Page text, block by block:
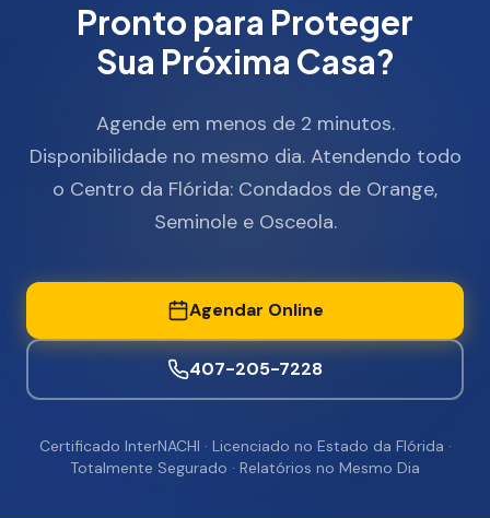
Pronto para Proteger
Sua Próxima Casa?
Agende em menos de 2 minutos.
Disponibilidade no mesmo dia. Atendendo todo
o Centro da Flórida: Condados de Orange,
Seminole e Osceola.
Agendar Online
407-205-7228
Certificado InterNACHI · Licenciado no Estado da Flórida ·
Totalmente Segurado · Relatórios no Mesmo Dia